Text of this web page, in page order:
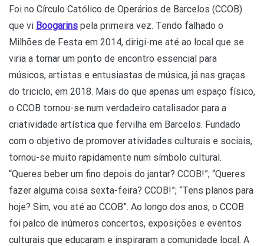
Foi no Círculo Católico de Operários de Barcelos (CCOB)
que vi Boogarins pela primeira vez. Tendo falhado o
Milhões de Festa em 2014, dirigi-me até ao local que se
viria a tornar um ponto de encontro essencial para
músicos, artistas e entusiastas de música, já nas graças
do triciclo, em 2018. Mais do que apenas um espaço físico,
o CCOB tornou-se num verdadeiro catalisador para a
criatividade artística que fervilha em Barcelos. Fundado
com o objetivo de promover atividades culturais e sociais,
tornou-se muito rapidamente num símbolo cultural.
“Queres beber um fino depois do jantar? CCOB!”; “Queres
fazer alguma coisa sexta-feira? CCOB!”; “Tens planos para
hoje? Sim, vou até ao CCOB”. Ao longo dos anos, o CCOB
foi palco de inúmeros concertos, exposições e eventos
culturais que educaram e inspiraram a comunidade local. A